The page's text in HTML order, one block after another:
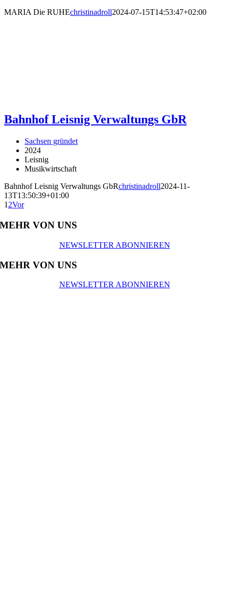
MARIA Die RUHEchristinadroll2024-07-15T14:53:47+02:00
Bahnhof Leisnig Verwaltungs GbR
Sachsen gründet
2024
Leisnig
Musikwirtschaft
Bahnhof Leisnig Verwaltungs GbRchristinadroll2024-11-
13T13:50:39+01:00
1 2Vor
MEHR VON UNS
NEWSLETTER ABONNIEREN
MEHR VON UNS
NEWSLETTER ABONNIEREN